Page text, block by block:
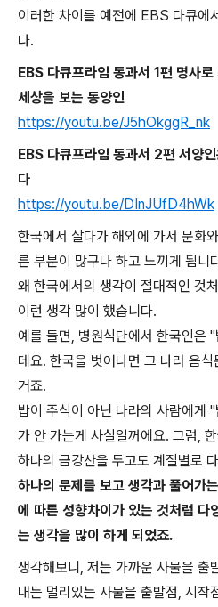
이러한 차이를 예전에 EBS 다큐에
다.
EBS 다큐프라임 동과서 1편 명사
세상을 보는 동양인
https://youtu.be/J5hOkggR_nk
EBS 다큐프라임 동과서 2편 서양
다
https://youtu.be/DInJUfD4hWk
한국에서 살다가 해외에 가서 문화
른 부분이 많구나 하고 느끼게 됩니
왜 한국에서의 생각이 절대적인 것
이런 생각 많이 했습니다.
예를 들면, 병원식단에서 한국인은
데요. 한국을 벗어나면 그 나라 음
거죠.
밥이 주식이 아닌 나라의 사람에게
가 안 가는게 사실일꺼에요. 그럼,
하나의 금강산을 두고도 계절별로
하나의 문제를 보고 생각과 풀어가
에 따른 성향차이가 있는 것처럼 다
는 생각을 많이 하게 되었죠.
생각해보니, 저는 가까운 사물을 출
내는 멀리있는 사물을 출발점, 시작